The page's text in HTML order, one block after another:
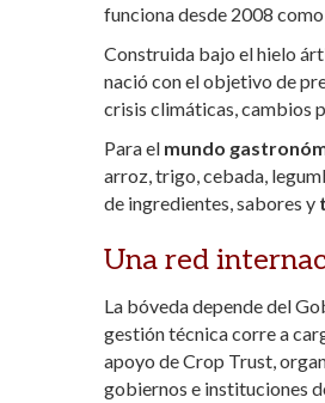
funciona desde 2008
Construida bajo el hielo
nació con el objetivo de
crisis climáticas, cambios
Para el mundo
arroz, trigo, cebada,
de ingredientes, sabores y
Una red
La bóveda depende del
gestión técnica corre a
apoyo de Crop Trust,
gobiernos e instituciones